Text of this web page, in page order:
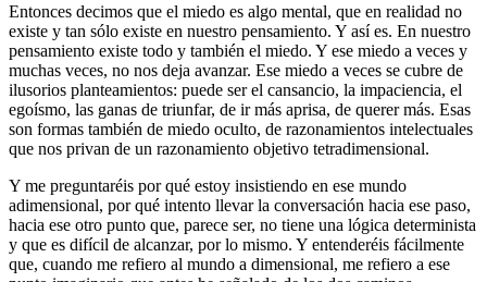
Entonces decimos que el miedo es algo mental, que en realidad no
existe y tan sólo existe en nuestro pensamiento. Y así es. En nuestro
pensamiento existe todo y también el miedo. Y ese miedo a veces y
muchas veces, no nos deja avanzar. Ese miedo a veces se cubre de
ilusorios planteamientos: puede ser el cansancio, la impaciencia, el
egoísmo, las ganas de triunfar, de ir más aprisa, de querer más. Esas
son formas también de miedo oculto, de razonamientos intelectuales
que nos privan de un razonamiento objetivo tetradimensional.
Y me preguntaréis por qué estoy insistiendo en ese mundo
adimensional, por qué intento llevar la conversación hacia ese paso,
hacia ese otro punto que, parece ser, no tiene una lógica determinista
y que es difícil de alcanzar, por lo mismo. Y entenderéis fácilmente
que, cuando me refiero al mundo a dimensional, me refiero a ese